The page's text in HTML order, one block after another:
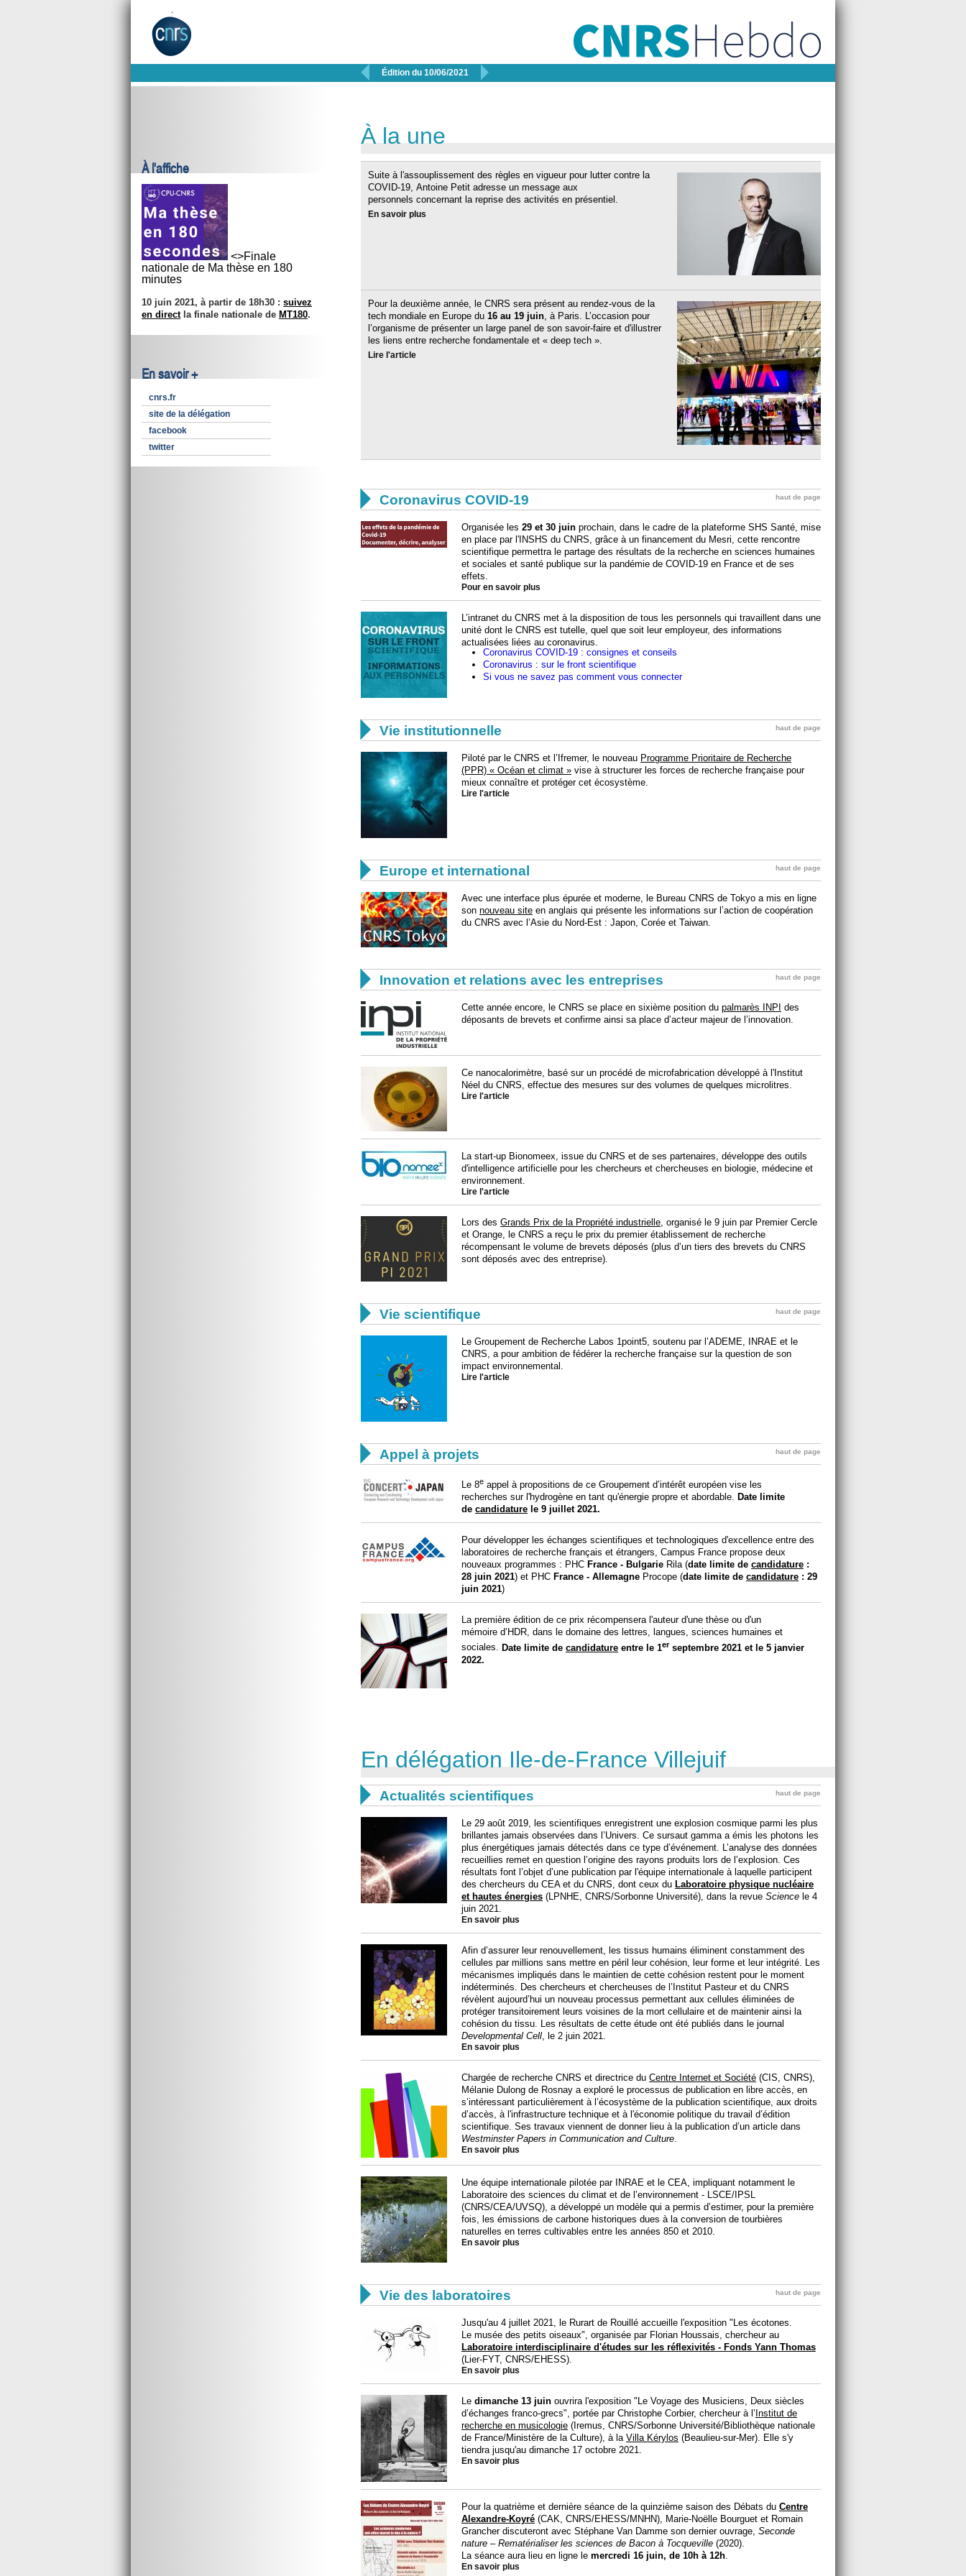
 Édition du 10/06/2021 
À l'affiche
<>Finale
nationale de Ma thèse en 180
minutes
10 juin 2021, à partir de 18h30 : suivez
en directla finale nationale de MT180.
En savoir +
cnrs.fr
site de la délégation
facebook
twitter
À la une
Suite à l'assouplissement des règles en vigueur pour lutter contre la
COVID-19, Antoine Petit adresse un message aux
personnels concernant la reprise des activités en présentiel.
En savoir plus
Pour la deuxième année, le CNRS sera présent au rendez-vous de la
tech mondiale en Europe du 16 au 19 juin, à Paris. L’occasion pour
l’organisme de présenter un large panel de son savoir-faire et d'illustrer
les liens entre recherche fondamentale et « deep tech ».
Lire l'article
 Coronavirus COVID-19 haut de page
Organisée les 29 et 30 juin prochain, dans le cadre de la plateforme SHS Santé, mise
en place par l'INSHS du CNRS, grâce à un financement du Mesri, cette rencontre
scientifique permettra le partage des résultats de la recherche en sciences humaines
et sociales et santé publique sur la pandémie de COVID-19 en France et de ses
effets.
Pour en savoir plus
L’intranet du CNRS met à la disposition de tous les personnels qui travaillent dans une
unité dont le CNRS est tutelle, quel que soit leur employeur, des informations
actualisées liées au coronavirus.
Coronavirus COVID-19 : consignes et conseils
Coronavirus : sur le front scientifique
Si vous ne savez pas comment vous connecter
 Vie institutionnelle haut de page
Piloté par le CNRS et l’Ifremer, le nouveau Programme Prioritaire de Recherche
(PPR) « Océan et climat » vise à structurer les forces de recherche française pour
mieux connaître et protéger cet écosystème.
Lire l'article
 Europe et international haut de page
Avec une interface plus épurée et moderne, le Bureau CNRS de Tokyo a mis en ligne
son nouveau site en anglais qui présente les informations sur l’action de coopération
du CNRS avec l’Asie du Nord-Est : Japon, Corée et Taiwan.
 Innovation et relations avec les entreprises haut de page
Cette année encore, le CNRS se place en sixième position du palmarès INPI des
déposants de brevets et confirme ainsi sa place d’acteur majeur de l’innovation.
Ce nanocalorimètre, basé sur un procédé de microfabrication développé à l'Institut
Néel du CNRS, effectue des mesures sur des volumes de quelques microlitres.
Lire l'article
La start-up Bionomeex, issue du CNRS et de ses partenaires, développe des outils
d'intelligence artificielle pour les chercheurs et chercheuses en biologie, médecine et
environnement.
Lire l'article
Lors des Grands Prix de la Propriété industrielle, organisé le 9 juin par Premier Cercle
et Orange, le CNRS a reçu le prix du premier établissement de recherche
récompensant le volume de brevets déposés (plus d’un tiers des brevets du CNRS
sont déposés avec des entreprise).
 Vie scientifique haut de page
Le Groupement de Recherche Labos 1point5, soutenu par l’ADEME, INRAE et le
CNRS, a pour ambition de fédérer la recherche française sur la question de son
impact environnemental.
Lire l'article
 Appel à projets haut de page
Le 8e appel à propositions de ce Groupement d’intérêt européen vise les
recherches sur l'hydrogène en tant qu'énergie propre et abordable. Date limite
de candidature le 9 juillet 2021.
Pour développer les échanges scientifiques et technologiques d'excellence entre des
laboratoires de recherche français et étrangers, Campus France propose deux
nouveaux programmes : PHC France - Bulgarie Rila (date limite de candidature :
28 juin 2021) et PHC France - Allemagne Procope (date limite de candidature : 29
juin 2021)
La première édition de ce prix récompensera l'auteur d'une thèse ou d'un
mémoire d’HDR, dans le domaine des lettres, langues, sciences humaines et
sociales. Date limite de candidature entre le 1erseptembre 2021 et le 5 janvier
2022.
En délégation Ile-de-France Villejuif
 Actualités scientifiques haut de page
Le 29 août 2019, les scientifiques enregistrent une explosion cosmique parmi les plus
brillantes jamais observées dans l’Univers. Ce sursaut gamma a émis les photons les
plus énergétiques jamais détectés dans ce type d’événement. L’analyse des données
recueillies remet en question l’origine des rayons produits lors de l’explosion. Ces
résultats font l’objet d’une publication par l'équipe internationale à laquelle participent
des chercheurs du CEA et du CNRS, dont ceux du Laboratoire physique nucléaire
et hautes énergies (LPNHE, CNRS/Sorbonne Université), dans la revue Science le 4
juin 2021.
En savoir plus
Afin d’assurer leur renouvellement, les tissus humains éliminent constamment des
cellules par millions sans mettre en péril leur cohésion, leur forme et leur intégrité. Les
mécanismes impliqués dans le maintien de cette cohésion restent pour le moment
indéterminés. Des chercheurs et chercheuses de l’Institut Pasteur et du CNRS
révèlent aujourd’hui un nouveau processus permettant aux cellules éliminées de
protéger transitoirement leurs voisines de la mort cellulaire et de maintenir ainsi la
cohésion du tissu. Les résultats de cette étude ont été publiés dans le journal
Developmental Cell, le 2 juin 2021.
En savoir plus
Chargée de recherche CNRS et directrice du Centre Internet et Société (CIS, CNRS),
Mélanie Dulong de Rosnay a exploré le processus de publication en libre accès, en
s’intéressant particulièrement à l’écosystème de la publication scientifique, aux droits
d’accès, à l'infrastructure technique et à l'économie politique du travail d’édition
scientifique. Ses travaux viennent de donner lieu à la publication d’un article dans
Westminster Papers in Communication and Culture.
En savoir plus
Une équipe internationale pilotée par INRAE et le CEA, impliquant notamment le
Laboratoire des sciences du climat et de l’environnement - LSCE/IPSL
(CNRS/CEA/UVSQ), a développé un modèle qui a permis d’estimer, pour la première
fois, les émissions de carbone historiques dues à la conversion de tourbières
naturelles en terres cultivables entre les années 850 et 2010.
En savoir plus
 Vie des laboratoires haut de page
Jusqu'au 4 juillet 2021, le Rurart de Rouillé accueille l'exposition "Les écotones.
Le musée des petits oiseaux", organisée par Florian Houssais, chercheur au
Laboratoire interdisciplinaire d'études sur les réflexivités - Fonds Yann Thomas
(Lier-FYT, CNRS/EHESS).
En savoir plus
Le dimanche 13 juin ouvrira l'exposition "Le Voyage des Musiciens, Deux siècles
d’échanges franco-grecs", portée par Christophe Corbier, chercheur à l’ Institut de
recherche en musicologie (Iremus, CNRS/Sorbonne Université/Bibliothèque nationale
de France/Ministère de la Culture), à la Villa Kérylos (Beaulieu-sur-Mer). Elle s'y
tiendra jusqu'au dimanche 17 octobre 2021.
En savoir plus
Pour la quatrième et dernière séance de la quinzième saison des Débats du Centre
Alexandre-Koyré (CAK, CNRS/EHESS/MNHN), Marie-Noëlle Bourguet et Romain
Grancher discuteront avec Stéphane Van Damme son dernier ouvrage, Seconde
nature – Rematérialiser les sciences de Bacon à Tocqueville (2020).
La séance aura lieu en ligne le mercredi 16 juin, de 10h à 12h.
En savoir plus